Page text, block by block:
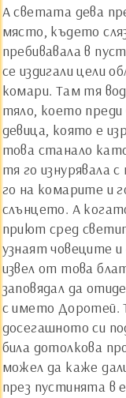
А светата дева
място, където
пребивавала в
се издигали цели
комари. Там тя
тяло, което
девица, която е
това станало
тя го изнурявала
го на комарите и
слънцето. А
приют сред
узнаят човеците и
извел от това
заповядал да
с името Доротей.
досегашното си
била дотолкова
можел да каже
през пустинята в